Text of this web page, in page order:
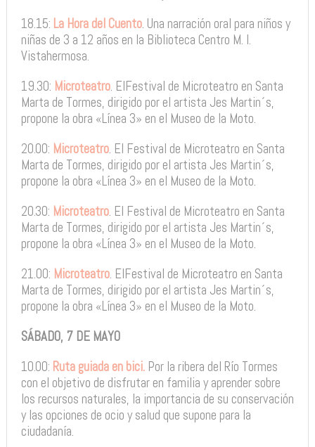
18.15: La Hora del Cuento. Una narración oral para niños y
niñas de 3 a 12 años en la Biblioteca Centro M. I.
Vistahermosa.
19.30: Microteatro. ElFestival de Microteatro en Santa
Marta de Tormes, dirigido por el artista Jes Martin´s,
propone la obra «Línea 3» en el Museo de la Moto.
20.00: Microteatro. El Festival de Microteatro en Santa
Marta de Tormes, dirigido por el artista Jes Martin´s,
propone la obra «Línea 3» en el Museo de la Moto.
20.30: Microteatro. El Festival de Microteatro en Santa
Marta de Tormes, dirigido por el artista Jes Martin´s,
propone la obra «Línea 3» en el Museo de la Moto.
21.00: Microteatro. ElFestival de Microteatro en Santa
Marta de Tormes, dirigido por el artista Jes Martin´s,
propone la obra «Línea 3» en el Museo de la Moto.
SÁBADO, 7 DE MAYO
10.00: Ruta guiada en bici.Por la ribera del Río Tormes
con el objetivo de disfrutar en familia y aprender sobre
los recursos naturales, la importancia de su conservación
y las opciones de ocio y salud que supone para la
ciudadanía.